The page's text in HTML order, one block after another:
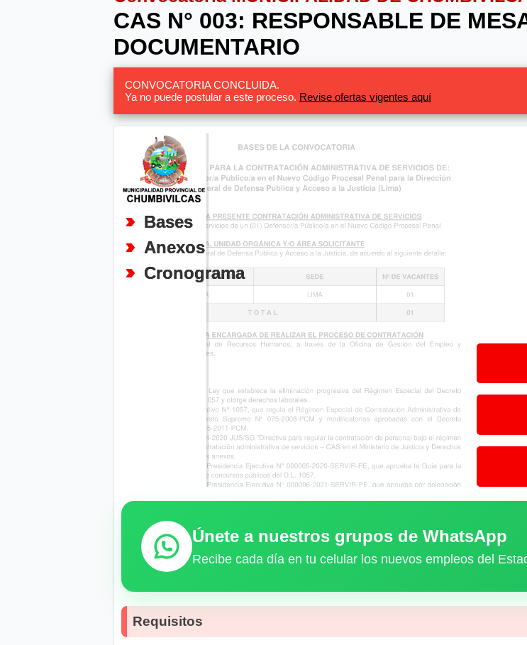
CAS N° 003: RESPONSABLE DE
DOCUMENTARIO
CONVOCATORIA CONCLUIDA.
Ya no puede postular a este proceso. Revise ofertas vigentes aquí
Bases
Anexos
Cronograma
Únete a nuestros grupos de WhatsApp
Recibe cada día en tu celular los nuevos empleos del
Requisitos